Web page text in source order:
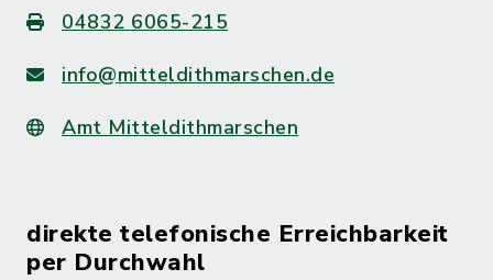
04832 6065-215
info@mitteldithmarschen.de
Amt Mitteldithmarschen
direkte telefonische Erreichbarkeit
per Durchwahl